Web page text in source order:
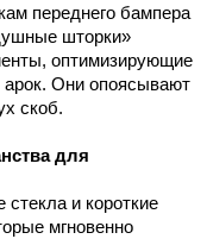
переднего бампера
шторки»
оптимизирующие
арок. Они опоясывают
скоб.
для
и короткие
мгновенно